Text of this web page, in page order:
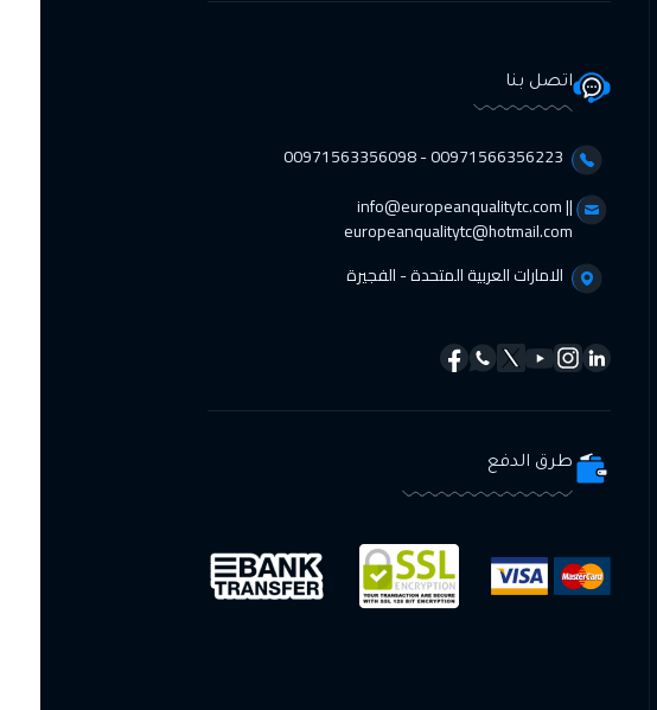
اتصل بنا
00971566356223 - 00971563356098⁩
info@europeanqualitytc.com ||
europeanqualitytc@hotmail.com
الامارات العربية المتحدة - الفجيرة
طرق الدفع